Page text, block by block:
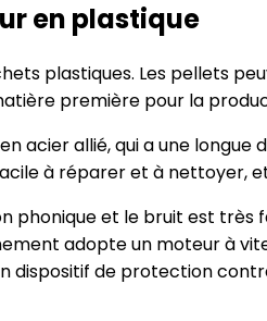
en plastique
plastiques. Les pellets
première pour la
acier allié, qui a une
à réparer et à nettoyer,
phonique et le bruit est
adopte un moteur à
dispositif de protection